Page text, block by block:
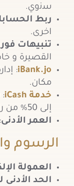
الرسوم
العمولة
الحد الأدنى
ﺳﻧوي.
ربط
اخرى.
تنبيهات
القصيرة و
iBank.jo
:
مكان.
خدمة iCash
إلى 50% من راتبك الشهري عبر iBank.
العمر الأدنى: 18 سنة.